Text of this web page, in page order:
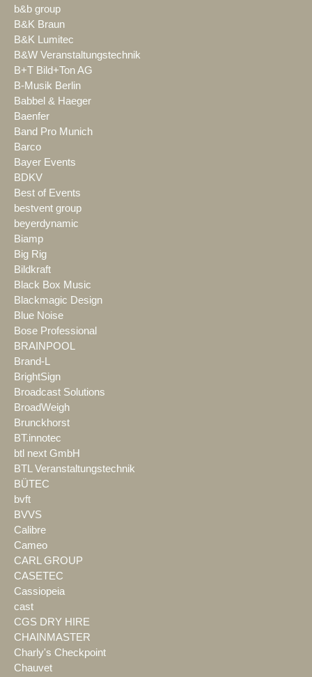
b&b group
B&K Braun
B&K Lumitec
B&W Veranstaltungstechnik
B+T Bild+Ton AG
B-Musik Berlin
Babbel & Haeger
Baenfer
Band Pro Munich
Barco
Bayer Events
BDKV
Best of Events
bestvent group
beyerdynamic
Biamp
Big Rig
Bildkraft
Black Box Music
Blackmagic Design
Blue Noise
Bose Professional
BRAINPOOL
Brand-L
BrightSign
Broadcast Solutions
BroadWeigh
Brunckhorst
BT.innotec
btl next GmbH
BTL Veranstaltungstechnik
BÜTEC
bvft
BVVS
Calibre
Cameo
CARL GROUP
CASETEC
Cassiopeia
cast
CGS DRY HIRE
CHAINMASTER
Charly's Checkpoint
Chauvet